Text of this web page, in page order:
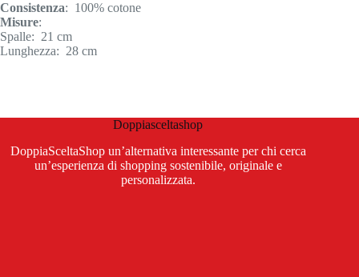
Consistenza: 100% cotone
Misure:
Spalle: 21 cm
Lunghezza: 28 cm
Doppiasceltashop
DoppiaSceltaShop un’alternativa interessante per chi cerca
un’esperienza di shopping sostenibile, originale e
personalizzata.